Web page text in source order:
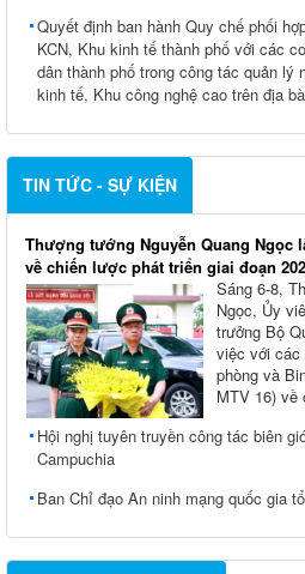
Quyết định ban hành Quy chế phối
KCN, Khu kinh tế thành phố với các
dân thành phố trong công tác quản lý
kinh tế, Khu công nghệ cao trên địa
TIN TỨC - SỰ KIỆN
Thượng tướng Nguyễn Quang Ngọc
về chiến lược phát triển giai đoạn
Sáng 6-8,
Ngọc, Ủy
trưởng Bộ
việc với các
phòng và
MTV 16) về
Hội nghị tuyên truyền công tác biên
Campuchia
Ban Chỉ đạo An ninh mạng quốc gia